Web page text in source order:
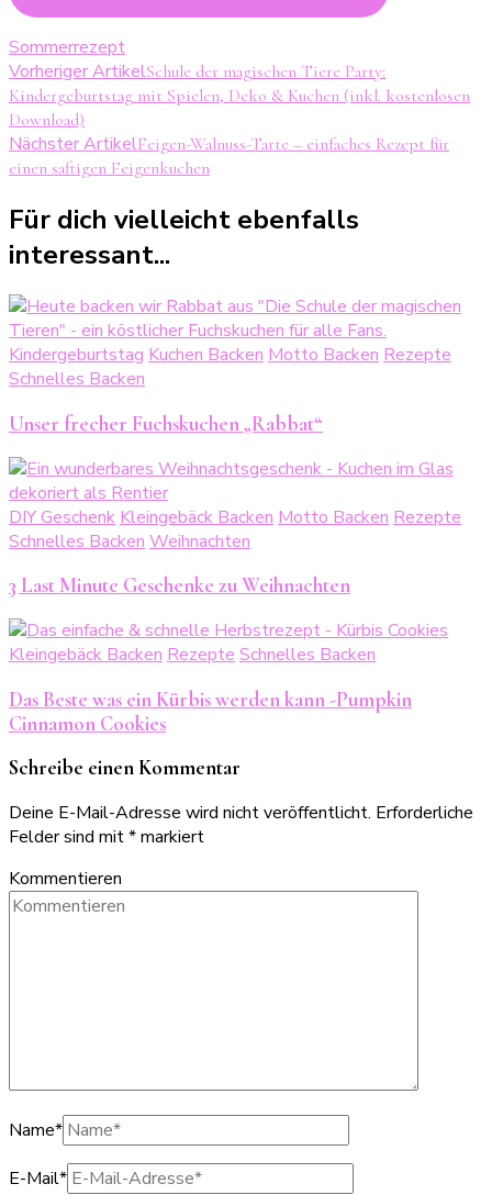
Sommerrezept
Beitragsnavigation
Vorheriger ArtikelSchule der magischen Tiere Party:
Kindergeburtstag mit Spielen, Deko & Kuchen (inkl. kostenlosen
Download)
Nächster ArtikelFeigen-Walnuss-Tarte – einfaches Rezept für
einen saftigen Feigenkuchen
Für dich vielleicht ebenfalls
interessant...
Kindergeburtstag Kuchen Backen Motto Backen Rezepte
Schnelles Backen
Unser frecher Fuchskuchen „Rabbat“
DIY Geschenk Kleingebäck Backen Motto Backen Rezepte
Schnelles Backen Weihnachten
3 Last Minute Geschenke zu Weihnachten
Kleingebäck Backen Rezepte Schnelles Backen
Das Beste was ein Kürbis werden kann -Pumpkin
Cinnamon Cookies
Schreibe einen Kommentar
Deine E-Mail-Adresse wird nicht veröffentlicht. Erforderliche
Felder sind mit*markiert
Kommentieren
Name*
E-Mail*